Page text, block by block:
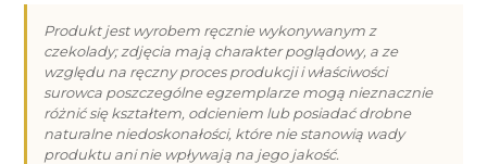
Pierwszą
Komunię
Świętą
Produkt jest wyrobem ręcznie wykonywanym z
czekolady; zdjęcia mają charakter poglądowy, a ze
względu na ręczny proces produkcji i właściwości
surowca poszczególne egzemplarze mogą nieznacznie
różnić się kształtem, odcieniem lub posiadać drobne
naturalne niedoskonałości, które nie stanowią wady
produktu ani nie wpływają na jego jakość.